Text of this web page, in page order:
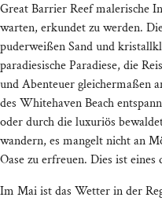
Great Barrier Reef malerische
warten, erkundet zu werden.
puderweißen Sand und
paradiesische Paradiese, die
und Abenteuer gleichermaßen
des Whitehaven Beach
oder durch die luxuriös
wandern, es mangelt nicht an
Oase zu erfreuen. Dies ist
Im Mai ist das Wetter in der